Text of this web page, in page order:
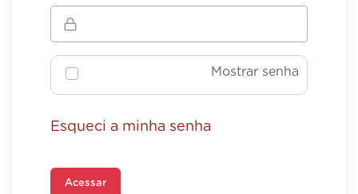
Mostrar senha
Esqueci a minha senha
Acessar